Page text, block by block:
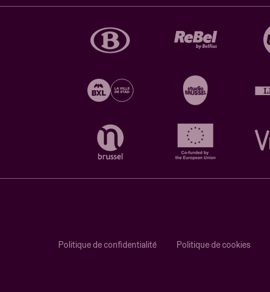
Politique de confidentialité Politique de cookies